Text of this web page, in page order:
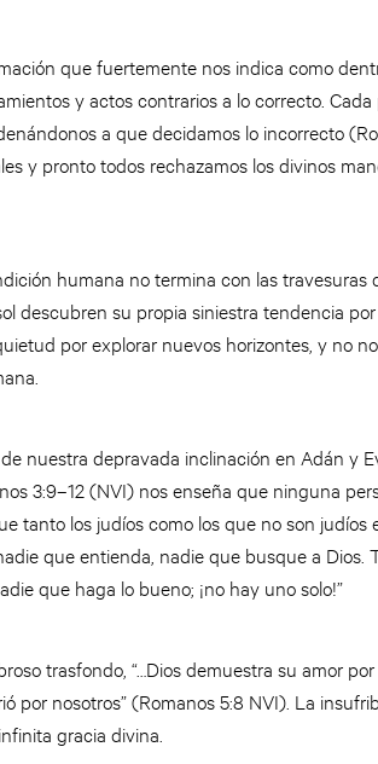
que fuertemente nos indica como
y actos contrarios a lo correcto.
a que decidamos lo incorrecto
y pronto todos rechazamos los divinos
humana no termina con las
descubren su propia siniestra tendencia
por explorar nuevos horizontes, y no
nuestra depravada inclinación en Adán y
3:9–12 (NVI) nos enseña que ninguna
tanto los judíos como los que no son
que entienda, nadie que busque a Dios.
que haga lo bueno; ¡no hay uno solo!”
trasfondo, “…Dios demuestra su amor
por nosotros” (Romanos 5:8 NVI). La
gracia divina.